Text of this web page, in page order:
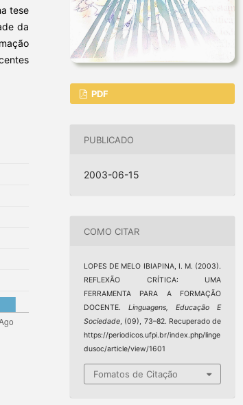
tese
da
PDF
PUBLICADO
2003-06-15
COMO CITAR
LOPES DE MELO IBIAPINA, I. M. (2003).
REFLEXÃO CRÍTICA: UMA
FERRAMENTA PARA A FORMAÇÃO
DOCENTE.Linguagens, Educação E
Sociedade, (09), 73–82. Recuperado de
https://periodicos.ufpi.br/index.php/linge
dusoc/article/view/1601
Fomatos de Citação